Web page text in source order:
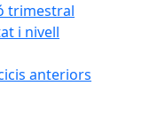
trimestral
i nivell
anteriors